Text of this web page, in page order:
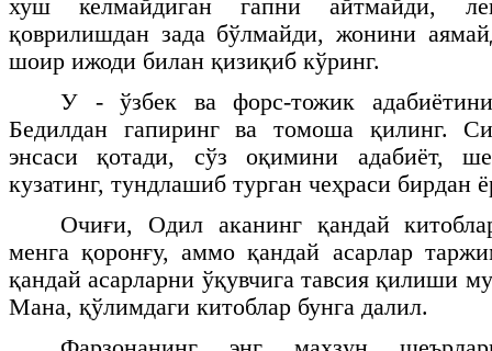
хуш келмайдиган гапни айтмайди,
қоврилишдан зада бўлмайди, жонини
шоир ижоди билан қизиқиб кўринг.
У - ўзбек ва форс-тожик
Бедилдан гапиринг ва томоша қилинг.
энсаси қотади, сўз оқимини адабиёт,
кузатинг, тундлашиб турган чеҳраси бирдан
Очиғи, Одил аканинг қандай
менга қоронғу, аммо қандай асарлар
қандай асарларни ўқувчига тавсия қилиши
Мана, қўлимдаги китоблар бунга далил.